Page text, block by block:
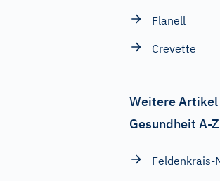
Flanell
Crevette
Weitere Artikel
Gesundheit A-Z
Feldenkrais-